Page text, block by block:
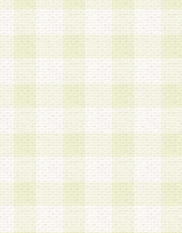
人 である場合は、親権
録を行うものとします
者については、登録時
権者による承認手続き
第3条 会員の登録方法
1.会員登録手続きは、会
る登録は一切認められな
2.会員登録希望者は、本
画 面」において、当社
を行うものとします。
会員として本サービス
を付与します。